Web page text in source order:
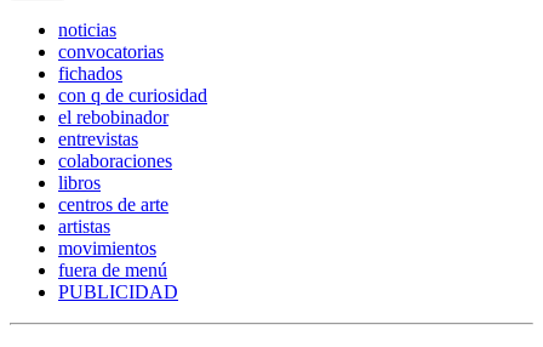
noticias
convocatorias
fichados
con q de curiosidad
el rebobinador
entrevistas
colaboraciones
libros
centros de arte
artistas
movimientos
fuera de menú
PUBLICIDAD